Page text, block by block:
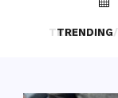
TRENDING